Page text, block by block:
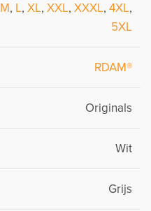
M, L, XL, XXL, XXXL, 4XL,
5XL
RDAM®
Originals
Wit
Grijs